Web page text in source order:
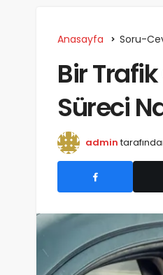
Anasayfa Soru-
Bir
Süreci
admin